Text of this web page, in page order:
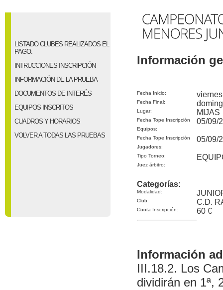
LISTADO CLUBES REALIZADOS EL
PAGO.
INTRUCCIONES INSCRIPCIÓN
INFORMACIÓN DE LA PRUEBA
DOCUMENTOS DE INTERÉS
EQUIPOS INSCRITOS
CUADROS Y HORARIOS
VOLVER A TODAS LAS PRUEBAS
Información
Fecha Inicio:
Fecha Final:
Lugar: MIJAS
Fecha Tope Inscripción
Equipos:
05/09/
Fecha Tope Inscripción
Jugadores:
05/09/
Tipo Torneo:
Juez árbitro:
Categorías:
Modalidad:
Club: C.D.
Cuota Inscripción: 60 €
Información
III.18.2. Los
dividirán en 1ª,